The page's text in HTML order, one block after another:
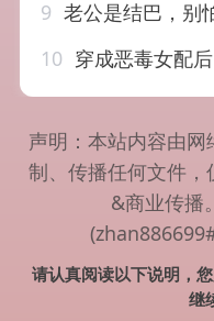
9 老公是结巴，别怕，我
10 穿成恶毒女配后，我成了女主
声明：本站内容由
制、传播任何文件
&商业传播
请认真阅读以下说明，
继